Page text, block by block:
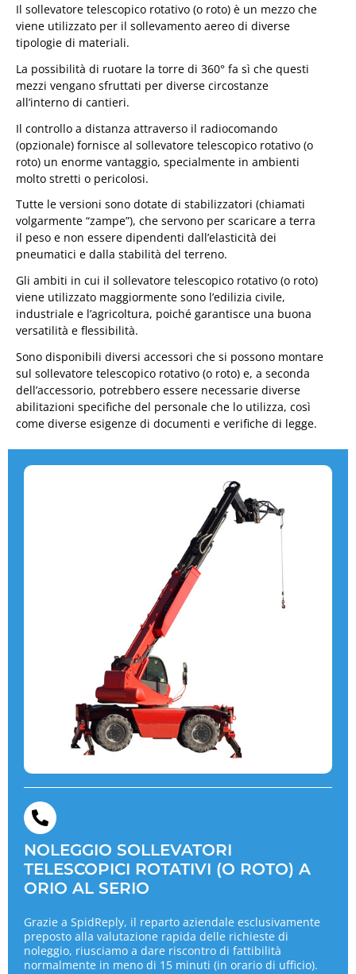
Il sollevatore telescopico rotativo (o roto) è un mezzo che
viene utilizzato per il sollevamento aereo di diverse
tipologie di materiali.
La possibilità di ruotare la torre di 360° fa sì che questi
mezzi vengano sfruttati per diverse circostanze
all’interno di cantieri.
Il controllo a distanza attraverso il radiocomando
(opzionale) fornisce al sollevatore telescopico rotativo (o
roto) un enorme vantaggio, specialmente in ambienti
molto stretti o pericolosi.
Tutte le versioni sono dotate di stabilizzatori (chiamati
volgarmente “zampe”), che servono per scaricare a terra
il peso e non essere dipendenti dall’elasticità dei
pneumatici e dalla stabilità del terreno.
Gli ambiti in cui il sollevatore telescopico rotativo (o roto)
viene utilizzato maggiormente sono l’edilizia civile,
industriale e l’agricoltura, poiché garantisce una buona
versatilità e flessibilità.
Sono disponibili diversi accessori che si possono montare
sul sollevatore telescopico rotativo (o roto) e, a seconda
dell’accessorio, potrebbero essere necessarie diverse
abilitazioni specifiche del personale che lo utilizza, così
come diverse esigenze di documenti e verifiche di legge.
NOLEGGIO SOLLEVATORI
TELESCOPICI ROTATIVI (O ROTO) A
ORIO AL SERIO
Grazie a SpidReply, il reparto aziendale esclusivamente
preposto alla valutazione rapida delle richieste di
noleggio, riusciamo a dare riscontro di fattibilità
normalmente in meno di 15 minuti (in orario di ufficio).